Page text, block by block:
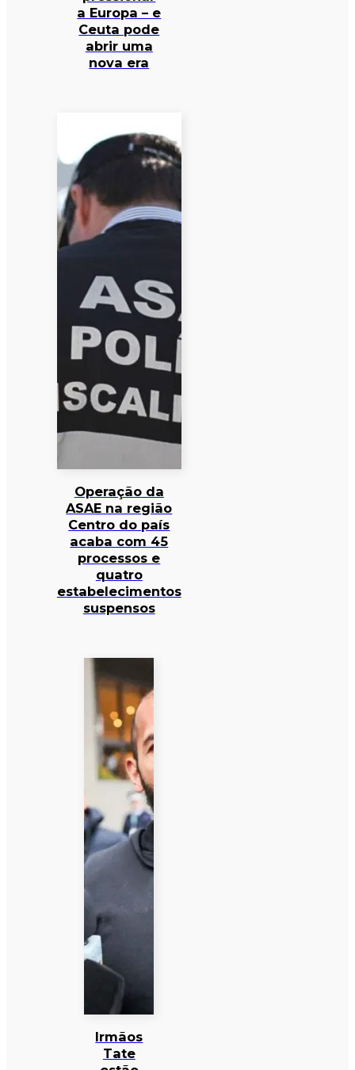
a Europa – e
Ceuta pode
abrir uma
nova era
Operação da
ASAE na região
Centro do país
acaba com 45
processos e
quatro
estabelecimentos
suspensos
Irmãos
Tate